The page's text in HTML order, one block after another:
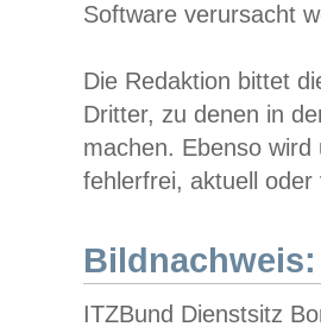
Software verursacht
Die Redaktion bittet
Dritter, zu denen in
machen. Ebenso
fehlerfrei, aktuell oder
Bildnachweis:
ITZBund Dienstsitz